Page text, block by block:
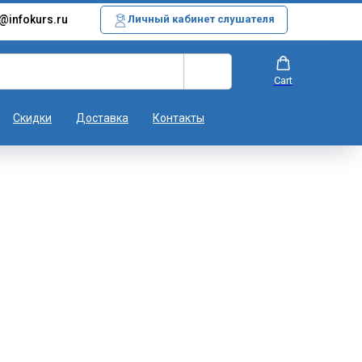
Личный кабинет слушателя
Cart
Скидки Доставка Контакты